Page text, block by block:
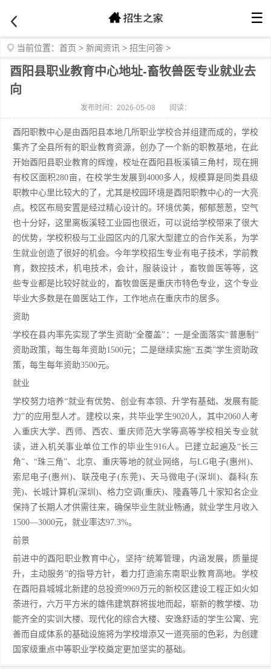
☰
当前位置： 首页 > 新闻资讯 > 招生问答 >
酉阳县职业教育中心地址-畜牧兽医专业就业去
向
发布时间：2026-05-08 阅读：
酉阳职教中心是由酉阳县本地几所职业学校合并组建而成的，学校
集齐了全县所有的职业教育资源，创办了一个新的职教基地，在此
开始酉阳县职业教育的辉煌，校址在酉阳县板溪镇三角村，现在拥
有校区面积280亩，在校学生发展到4000多人，规模算是同类县级
职教中心里比较大的了，尤其是校园环境是酉阳职教中心的一大亮
点。校区布局安置是经过精心设计的。环境优美，郁郁葱葱，空气
也十分好，这里离板溪轻工业园也很近，可以说给学校带来了很大
的优势，学校积极与工业园区内的几家大型建立的合作关系，为学
生就业创造了很好的机会。今年学校招生专业有电子技术，学前教
育，数控技术，机电技术，会计，服装设计 ，畜牧兽医等等，这
些专业都是比较好就业的，畜牧兽医是重庆市特色专业，这个专业
毕业大多数是在兽医站工作，工作地点在重庆市的居多。
资助
学校在县内率先实现了学生资助“全覆盖”：一是全面落实“普惠制”
资助政策，每生每年资助1500元；二是继续实施“五类”学生资助政
策，每生每年资助3500元。
就业
学校努力培养“就业有优势、创业有本领、升学有基础、发展有能
力”的应用型人才。建校以来，共毕业学生9020人，其中2060人考
入重庆大学、西师、西农、重庆师范大学等高等学校相关专业就
读，进入机关事业单位工作的毕业生916人。已建立起遍及“长三
角”、“珠三角”、北京、重庆等地的就业网络，与LG电子(惠州)、
索尼电子(惠州)、联茂电子(东莞)、天马微电子(深圳)、磊科(东
莞)、长城计算机(深圳)、格力空调(重庆)、隆鑫等几十家知名企业
保持了长期人才供需往来，确保毕业生就业畅通，就业学生月收入
1500—3000元，就业率达97.3%。
前景
前进中的酉阳职业教育中心，坚持“统筹管理，内涵发展，质量提
升，主动服务”的指导方针，着力打造渝东南职业教育高地。学校
在酉阳县城城北新建的总投资9969万元的新校区建设工程正如火如
荼进行，六万平方米的雄伟建筑群将拔地而起，崭新的教学楼、功
能齐全的实训大楼、现代化的综合大楼、安逸舒适的学生公寓、完
善而自成体系的基础设施将为学校增添又一道亮丽的色彩，为创建
国家级重点中等职业学校奠定更加坚实的基础。